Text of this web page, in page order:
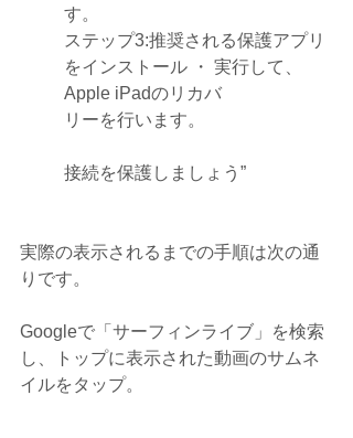
す。
ステップ3:推奨される保護アプリ
をインストール ・ 実行して、
Apple iPadのリカバ
リーを行います。
接続を保護しましょう”
実際の表示されるまでの手順は次の通
りです。
Googleで「サーフィンライブ」を検索
し、トップに表示された動画のサムネ
イルをタップ。